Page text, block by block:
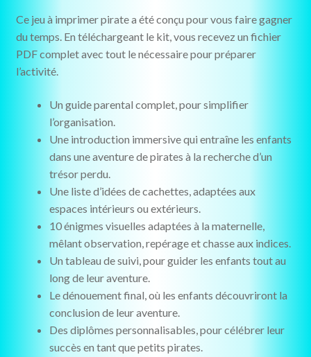
Ce jeu à imprimer pirate a été conçu pour vous faire gagner
du temps. En téléchargeant le kit, vous recevez un fichier
PDF complet avec tout le nécessaire pour préparer
l’activité.
Un guide parental complet, pour simplifier
l’organisation.
Une introduction immersive qui entraîne les enfants
dans une aventure de pirates à la recherche d’un
trésor perdu.
Une liste d’idées de cachettes, adaptées aux
espaces intérieurs ou extérieurs.
10 énigmes visuelles adaptées à la maternelle,
mêlant observation, repérage et chasse aux indices.
Un tableau de suivi, pour guider les enfants tout au
long de leur aventure.
Le dénouement final, où les enfants découvriront la
conclusion de leur aventure.
Des diplômes personnalisables, pour célébrer leur
succès en tant que petits pirates.